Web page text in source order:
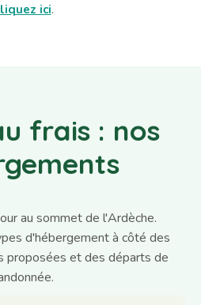
ici.
frais : nos
au sommet de l'Ardèche.
d'hébergement à côté des
proposées et des départs de